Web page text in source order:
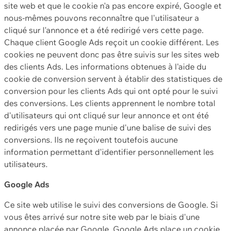
site web et que le cookie n'a pas encore expiré, Google et
nous-mêmes pouvons reconnaître que l'utilisateur a
cliqué sur l'annonce et a été redirigé vers cette page.
Chaque client Google Ads reçoit un cookie différent. Les
cookies ne peuvent donc pas être suivis sur les sites web
des clients Ads. Les informations obtenues à l'aide du
cookie de conversion servent à établir des statistiques de
conversion pour les clients Ads qui ont opté pour le suivi
des conversions. Les clients apprennent le nombre total
d'utilisateurs qui ont cliqué sur leur annonce et ont été
redirigés vers une page munie d'une balise de suivi des
conversions. Ils ne reçoivent toutefois aucune
information permettant d'identifier personnellement les
utilisateurs.
Google Ads
Ce site web utilise le suivi des conversions de Google. Si
vous êtes arrivé sur notre site web par le biais d'une